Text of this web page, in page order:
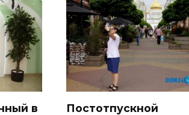
в
Постотпускной